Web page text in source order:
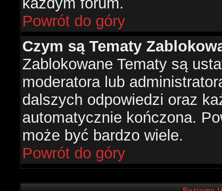
Powrót do góry
Czym są Tematy
Zablokowane Tematy są
moderatora lub
dalszych odpowiedzi oraz
automatycznie kończona.
może być bardzo wiele.
Powrót do góry